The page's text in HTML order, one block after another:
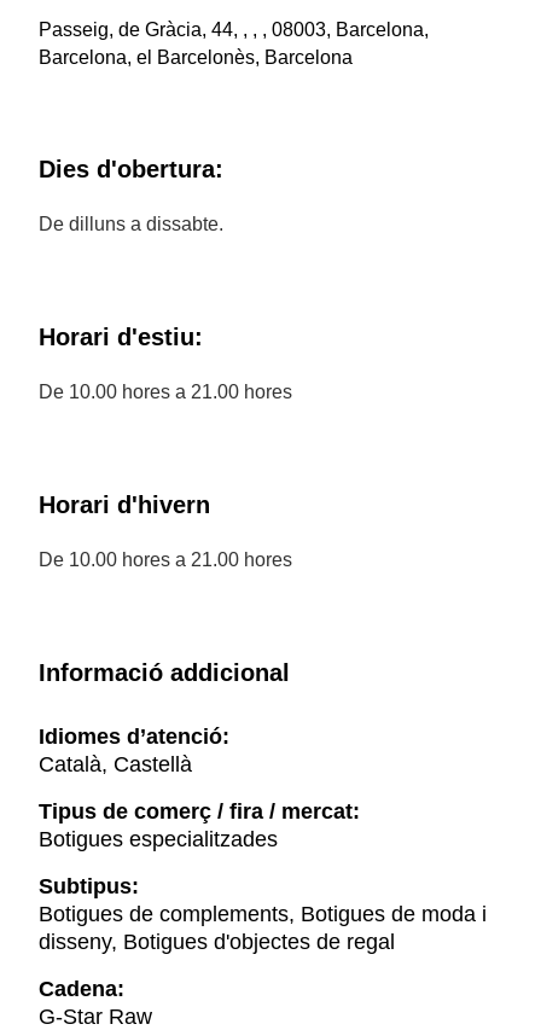
Passeig, de Gràcia, 44, , , , 08003, Barcelona,
Barcelona, el Barcelonès, Barcelona
Dies d'obertura:
De dilluns a dissabte.
Horari d'estiu:
De 10.00 hores a 21.00 hores
Horari d'hivern
De 10.00 hores a 21.00 hores
Informació addicional
Idiomes d’atenció:
Català, Castellà
Tipus de comerç / fira / mercat:
Botigues especialitzades
Subtipus:
Botigues de complements, Botigues de moda i
disseny, Botigues d'objectes de regal
Cadena:
G-Star Raw